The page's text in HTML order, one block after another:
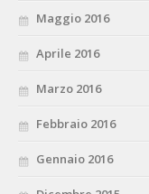
Maggio 2016
Aprile 2016
Marzo 2016
Febbraio 2016
Gennaio 2016